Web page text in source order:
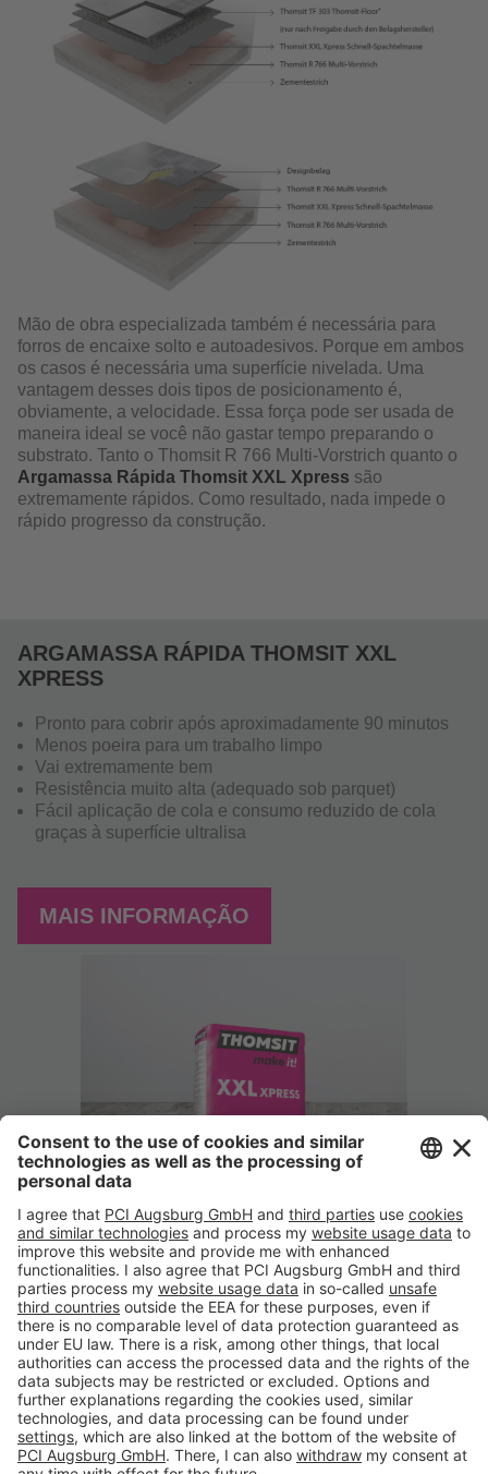
Mão de obra especializada também é necessária para
forros de encaixe solto e autoadesivos. Porque em ambos
os casos é necessária uma superfície nivelada. Uma
vantagem desses dois tipos de posicionamento é,
obviamente, a velocidade. Essa força pode ser usada de
maneira ideal se você não gastar tempo preparando o
substrato. Tanto o Thomsit R 766 Multi-Vorstrich quanto o
Argamassa Rápida Thomsit XXL Xpress são
extremamente rápidos. Como resultado, nada impede o
rápido progresso da construção.
ARGAMASSA RÁPIDA THOMSIT XXL
XPRESS
Pronto para cobrir após aproximadamente 90 minutos
Menos poeira para um trabalho limpo
Vai extremamente bem
Resistência muito alta (adequado sob parquet)
Fácil aplicação de cola e consumo reduzido de cola
graças à superfície ultralisa
MAIS INFORMAÇÃO
Produtos
Ferramentas
Sobre THOMSIT